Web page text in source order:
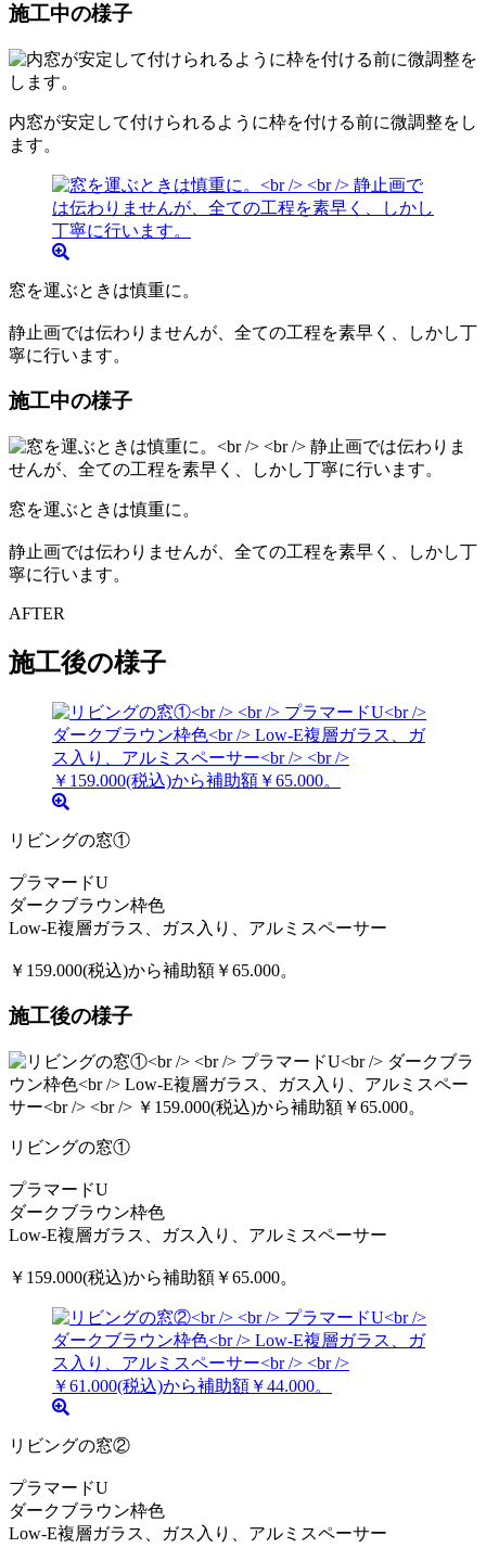
施工中の様子
内窓が安定して付けられるように枠を付ける前に微調整をし
ます。
窓を運ぶときは慎重に。
静止画では伝わりませんが、全ての工程を素早く、しかし丁
寧に行います。
施工中の様子
窓を運ぶときは慎重に。
静止画では伝わりませんが、全ての工程を素早く、しかし丁
寧に行います。
AFTER
施工後の様子
リビングの窓①
プラマードU
ダークブラウン枠色
Low-E複層ガラス、ガス入り、アルミスペーサー
￥159.000(税込)から補助額￥65.000。
施工後の様子
リビングの窓①
プラマードU
ダークブラウン枠色
Low-E複層ガラス、ガス入り、アルミスペーサー
￥159.000(税込)から補助額￥65.000。
リビングの窓②
プラマードU
ダークブラウン枠色
Low-E複層ガラス、ガス入り、アルミスペーサー